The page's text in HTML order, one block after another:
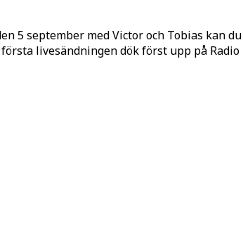
5 september med Victor och Tobias kan
livesändningen dök först upp på Radio